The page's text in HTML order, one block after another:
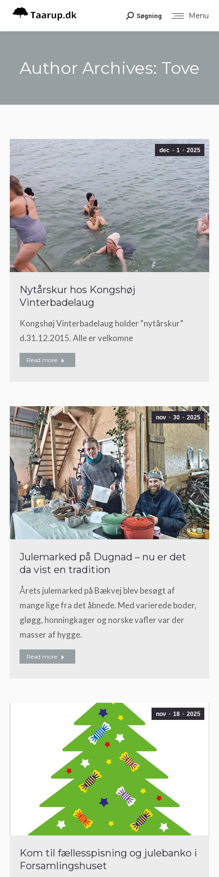
Menu
Search:
Søgning
Author Archives: Tove
dec 1 2025
Nytårskur hos Kongshøj
Vinterbadelaug
Kongshøj Vinterbadelaug holder “nytårskur”
d.31.12.2015. Alle er velkomne
Read more
nov 30 2025
Julemarked på Dugnad – nu er det
da vist en tradition
Årets julemarked på Bækvej blev besøgt af
mange lige fra det åbnede. Med varierede boder,
gløgg, honningkager og norske vafler var der
masser af hygge.
Read more
nov 18 2025
Kom til fællesspisning og julebanko i
Forsamlingshuset